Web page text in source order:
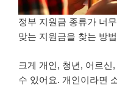
정부 지원금 종류가 너
맞는 지원금을 찾는 방
크게 개인, 청년, 어르
수 있어요. 개인이라면